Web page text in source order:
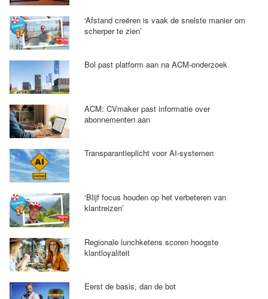
‘Afstand creëren is vaak de snelste manier om
scherper te zien’
Bol past platform aan na ACM-onderzoek
ACM: CVmaker past informatie over
abonnementen aan
Transparantieplicht voor AI-systemen
‘Blijf focus houden op het verbeteren van
klantreizen’
Regionale lunchketens scoren hoogste
klantloyaliteit
Eerst de basis, dan de bot